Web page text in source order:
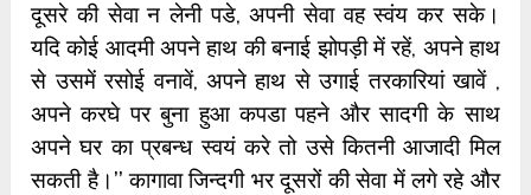
दूसरे की सेवा न लेनी पडे, अपनी सेवा वह स्वंय कर सके।
यदि कोई आदमी अपने हाथ की बनाई झोपड़ी में रहें, अपने हाथ
से उसमें रसोई वनावें, अपने हाथ से उगाई तरकारियां खावें ,
अपने करघे पर बुना हुआ कपडा पहने और सादगी के साथ
अपने घर का प्रबन्ध स्वयं करे तो उसे कितनी आजादी मिल
सकती है।’’ कागावा जिन्दगी भर दूसरों की सेवा में लगे रहे और